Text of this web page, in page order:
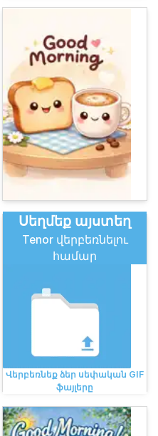
Սեղմեք այստեղ
Tenor վերբեռնելու
համար
Վերբեռնեք ձեր սեփական GIF
ֆայլերը